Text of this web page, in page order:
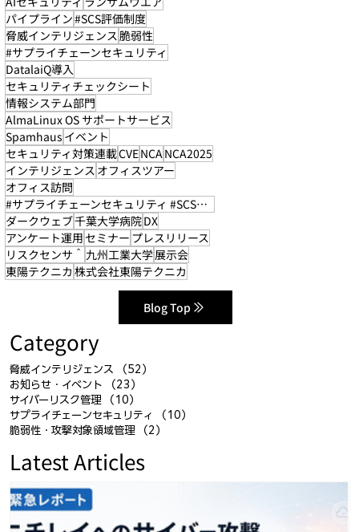
パイプライン#SCS評価制度
脅威インテリジェンス 脆弱性
#サプライチェーンセキュリティ
DatalaiQ導入
セキュリティチェックシート
情報システム部門
AlmaLinux OS サポートサービス
Spamhaus イベント
セキュリティ対策連載CVENCA NCA2025
インテリジェンス オフィスツアー
オフィス訪問
#サプライチェーンセキュリティ #SCS評価制度
ダークウェブ千葉大学病院DX
アンケート運用 セミナー プレスリリース
リスクセンサ＾ 九州工業大学展示会
東陽テクニカ 株式会社東陽テクニカ
Blog Top
Category
脅威インテリジェンス （52）
お知らせ・イベント
（23）
サイバーリスク管理
（10）
サプライチェーンセキュリティ
（10）
脆弱性・攻撃対象領域管理
（2）
Latest Articles